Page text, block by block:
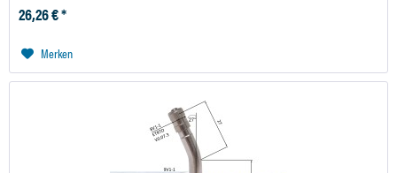
26,26 € *
Merken